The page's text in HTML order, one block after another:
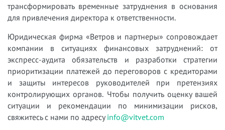
трансформировать временные затруднения в основания
для привлечения директора к ответственности.
Юридическая фирма «Ветров и партнеры» сопровождает
компании в ситуациях финансовых затруднений: от
экспресс-аудита обязательств и разработки стратегии
приоритизации платежей до переговоров с кредиторами
и защиты интересов руководителей при претензиях
контролирующих органов. Чтобы получить оценку вашей
ситуации и рекомендации по минимизации рисков,
свяжитесь с нами по адресуinfo@vitvet.com